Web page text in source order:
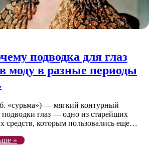
подводка для глаз
моду в разные периоды
«сурьма») — мягкий контурный
подводки глаз — одно из старейших
средств, которым пользовались еще…
»